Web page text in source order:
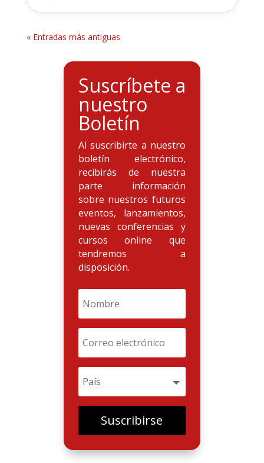
« Entradas más antiguas
Suscríbete a
nuestro
Boletín
Al suscribirte a nuestro
boletín electrónico,
recibirás de nuestra
parte información
sobre nuestros futuros
eventos, lanzamientos,
nuevas conferencias y
cursos online que
tendremos a
disposición.
Suscribirse